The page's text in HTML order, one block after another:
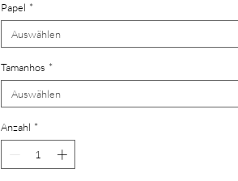
Papel *
Auswählen
Tamanhos *
Auswählen
Anzahl *